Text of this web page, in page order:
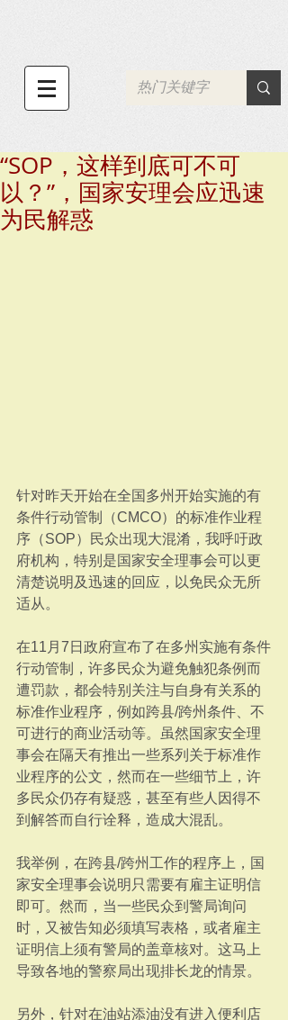
“SOP，这样到底可不可
以？”，国家安理会应迅速
为民解惑
针对昨天开始在全国多州开始实施的有
条件行动管制（CMCO）的标准作业程
序（SOP）民众出现大混淆，我呼吁政
府机构，特别是国家安全理事会可以更
清楚说明及迅速的回应，以免民众无所
适从。
在11月7日政府宣布了在多州实施有条件
行动管制，许多民众为避免触犯条例而
遭罚款，都会特别关注与自身有关系的
标准作业程序，例如跨县/跨州条件、不
可进行的商业活动等。虽然国家安全理
事会在隔天有推出一些系列关于标准作
业程序的公文，然而在一些细节上，许
多民众仍存有疑惑，甚至有些人因得不
到解答而自行诠释，造成大混乱。
我举例，在跨县/跨州工作的程序上，国
家安全理事会说明只需要有雇主证明信
即可。然而，当一些民众到警局询问
时，又被告知必须填写表格，或者雇主
证明信上须有警局的盖章核对。这马上
导致各地的警察局出现排长龙的情景。
另外，针对在油站添油没有进入便利店